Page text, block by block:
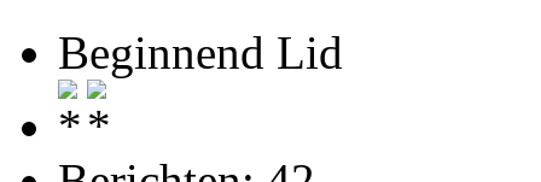
Beginnend Lid